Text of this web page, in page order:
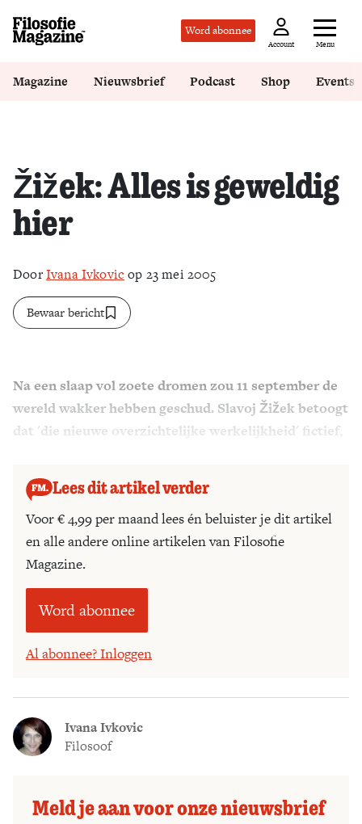
Word abonnee
Account Menu
Zoek
Magazine Nieuwsbrief Podcast Shop Events
Žižek: Alles is geweldig
hier
DoorIvana Ivkovic op 23 mei 2005
Bewaar bericht
Na een slaap vol zoete dromen zou 11 september de
wereld wakker hebben geschud. Slavoj Žižek betoogt
dat 'die nieuwe overzichtelijke werkelijkheid' fictief,
Lees dit artikel verder
Voor € 4,99 per maand lees én beluister je dit artikel
en alle andere online artikelen van Filosofie
Magazine.
Word abonnee
Al abonnee? Inloggen
Ivana Ivkovic
Filosoof
Meld je aan voor onze nieuwsbrief